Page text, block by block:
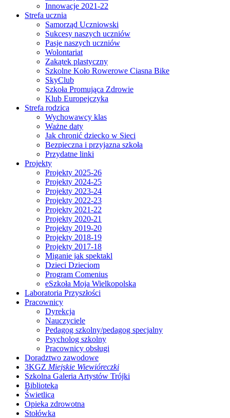
Innowacje 2021-22
Strefa ucznia
Samorząd Uczniowski
Sukcesy naszych uczniów
Pasje naszych uczniów
Wolontariat
Zakątek plastyczny
Szkolne Koło Rowerowe Ciasna Bike
SkyClub
Szkoła Promująca Zdrowie
Klub Europejczyka
Strefa rodzica
Wychowawcy klas
Ważne daty
Jak chronić dziecko w Sieci
Bezpieczna i przyjazna szkoła
Przydatne linki
Projekty
Projekty 2025-26
Projekty 2024-25
Projekty 2023-24
Projekty 2022-23
Projekty 2021-22
Projekty 2020-21
Projekty 2019-20
Projekty 2018-19
Projekty 2017-18
Miganie jak spektakl
Dzieci Dzieciom
Program Comenius
eSzkoła Moja Wielkopolska
Laboratoria Przyszłości
Pracownicy
Dyrekcja
Nauczyciele
Pedagog szkolny/pedagog specjalny
Psycholog szkolny
Pracownicy obsługi
Doradztwo zawodowe
3KGZ Miejskie Wiewióreczki
Szkolna Galeria Artystów Trójki
Biblioteka
Świetlica
Opieka zdrowotna
Stołówka